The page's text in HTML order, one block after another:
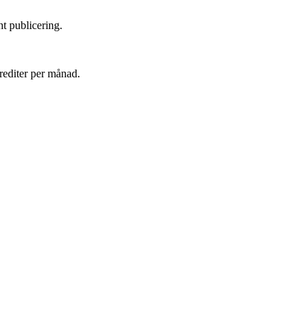
publicering.
per månad.